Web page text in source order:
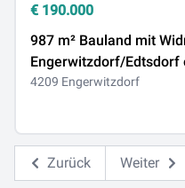
€ 190.000
987 m² Bauland mit
Engerwitzdorf/Edtsdorf
4209 Engerwitzdorf
Zurück Weiter